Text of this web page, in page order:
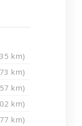
km)
km)
km)
km)
km)